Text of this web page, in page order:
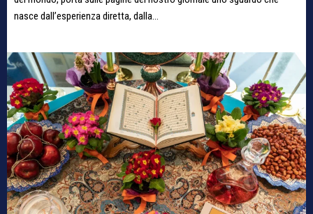
nasce dall’esperienza diretta, dalla...